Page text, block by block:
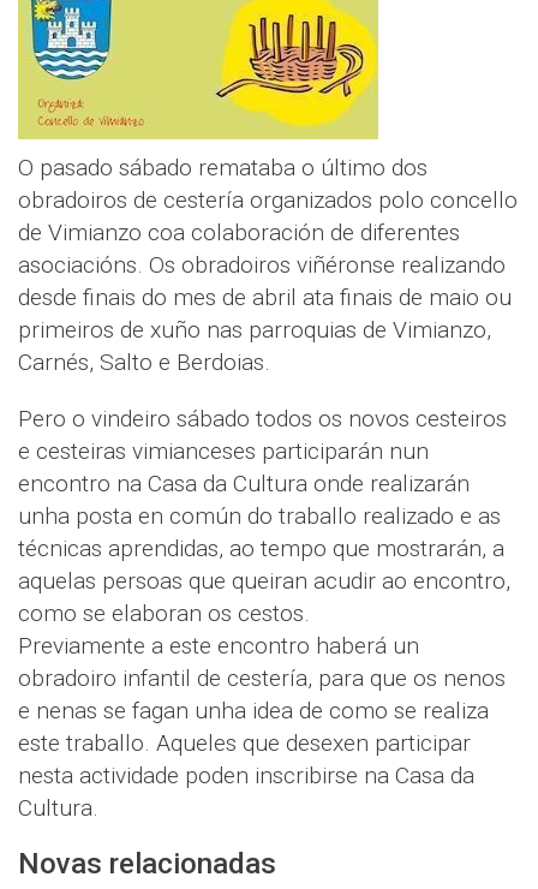
O pasado sábado remataba o último dos
obradoiros de cestería organizados polo concello
de Vimianzo coa colaboración de diferentes
asociacións. Os obradoiros viñéronse realizando
desde finais do mes de abril ata finais de maio ou
primeiros de xuño nas parroquias de Vimianzo,
Carnés, Salto e Berdoias.
Pero o vindeiro sábado todos os novos cesteiros
e cesteiras vimianceses participarán nun
encontro na Casa da Cultura onde realizarán
unha posta en común do traballo realizado e as
técnicas aprendidas, ao tempo que mostrarán, a
aquelas persoas que queiran acudir ao encontro,
como se elaboran os cestos.
Previamente a este encontro haberá un
obradoiro infantil de cestería, para que os nenos
e nenas se fagan unha idea de como se realiza
este traballo. Aqueles que desexen participar
nesta actividade poden inscribirse na Casa da
Cultura.
Novas relacionadas